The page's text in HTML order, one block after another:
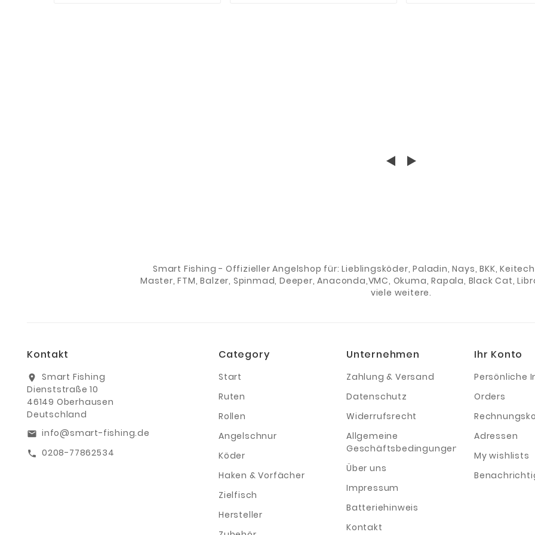
Smart Fishing - Offizieller Angelshop für: Lieblingsköder, Paladin, Nays, BKK,
Master, FTM, Balzer, Spinmad, Deeper, Anaconda,VMC, Okuma, Rapala, Black Cat,
viele weitere.
Kontakt
location_on
Smart Fishing
Dienststraße 10
46149 Oberhausen
Deutschland
email info@smart-fishing.de
call 0208-77862534
Category
Start
Ruten
Rollen
Angelschnur
Köder
Haken & Vorfächer
Zielfisch
Hersteller
Unternehmen
Zahlung & Versand
Datenschutz
Widerrufsrecht
Allgemeine
Geschäftsbedingungen
Über uns
Impressum
Batteriehinweis
Kontakt
Ihr Konto
Persönliche
Orders
Adressen
My wishlists